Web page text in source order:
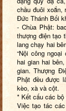
chầu đuôi xoắn,
Đức Thánh Bối
- Chùa Phật:
thượng điện tạo
lang chạy hai
“Nội công
hai gian hai
gian. Thượng
Phật đều được
kèo, xà và cột.
* Kết cấu các
Việc tạo tác